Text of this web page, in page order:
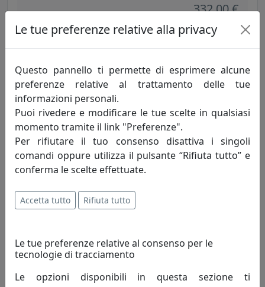
332,00 €
PORTAFOTO NASTRO IN ARGENTO 925, FOTO RITRATTO 13X18,
Ottaviani
Le tue preferenze relative alla privacy
Questo pannello ti permette di esprimere alcune
preferenze relative al trattamento delle tue
informazioni personali.
Puoi rivedere e modificare le tue scelte in qualsiasi
momento tramite il link "Preferenze".
Per rifiutare il tuo consenso disattiva i singoli
comandi oppure utilizza il pulsante “Rifiuta tutto” e
conferma le scelte effettuate.
Accetta tutto Rifiuta tutto
Le tue preferenze relative al consenso per le
tecnologie di tracciamento
Le opzioni disponibili in questa sezione ti